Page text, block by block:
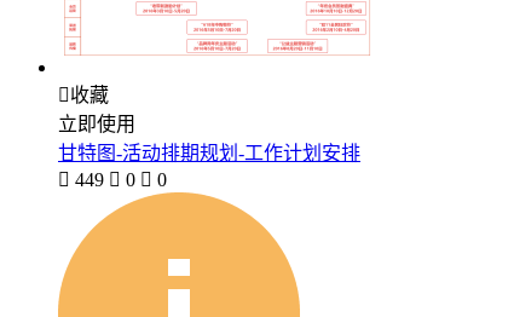
收藏
立即使用
甘特图-活动排期规划-工作计划安排
 449  0  0